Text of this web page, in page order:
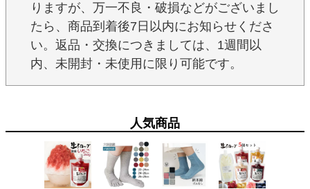
りますが、万一不良・破損などがございまし
たら、商品到着後7日以内にお知らせくださ
い。返品・交換につきましては、1週間以
内、未開封・未使用に限り可能です。
人気商品